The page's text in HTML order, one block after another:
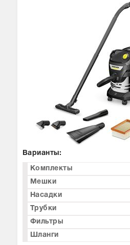
Варианты:
Комплекты
Мешки
Насадки
Трубки
Фильтры
Шланги